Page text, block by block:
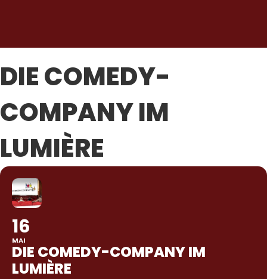
DIE COMEDY-
COMPANY IM
LUMIÈRE
16
MAI
DIE COMEDY-COMPANY IM
LUMIÈRE